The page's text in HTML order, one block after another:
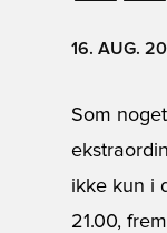
16. AUG.
Som
ikke kun i
21.00,